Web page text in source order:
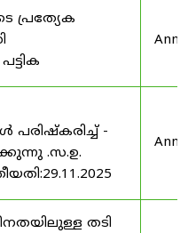
പ്രത്യേക
-
.സ.ഉ.
തടി